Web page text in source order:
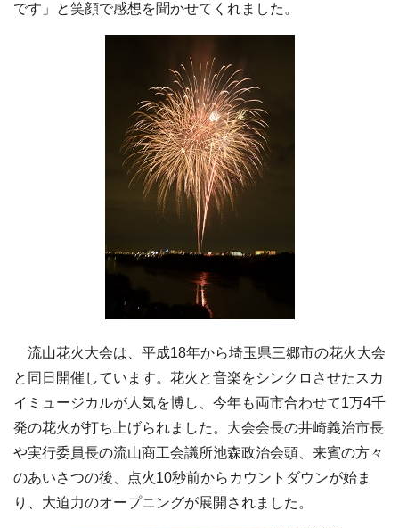
です」と笑顔で感想を聞かせてくれました。
流山花火大会は、平成18年から埼玉県三郷市の花火大会
と同日開催しています。花火と音楽をシンクロさせたスカ
イミュージカルが人気を博し、今年も両市合わせて1万4千
発の花火が打ち上げられました。大会会長の井崎義治市長
や実行委員長の流山商工会議所池森政治会頭、来賓の方々
のあいさつの後、点火10秒前からカウントダウンが始ま
り、大迫力のオープニングが展開されました。